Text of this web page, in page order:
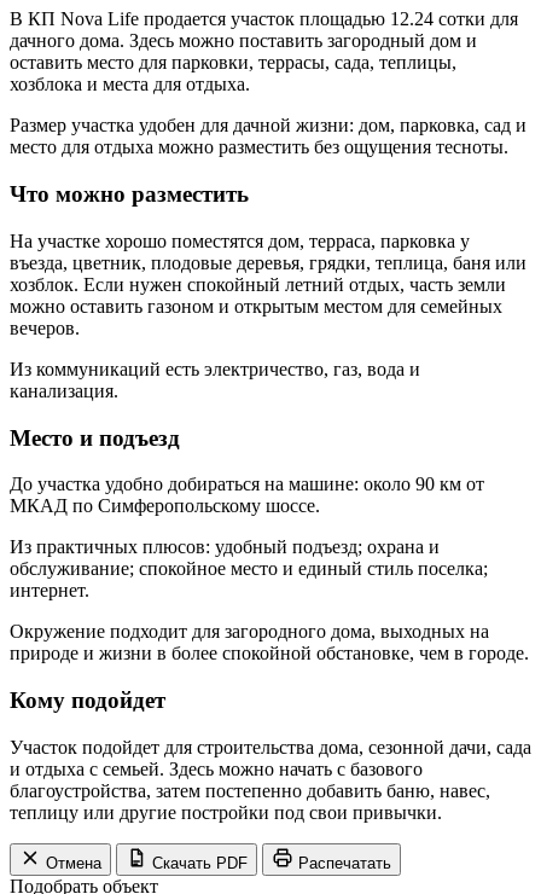
В КП Nova Life продается участок площадью 12.24 сотки для
дачного дома. Здесь можно поставить загородный дом и
оставить место для парковки, террасы, сада, теплицы,
хозблока и места для отдыха.
Размер участка удобен для дачной жизни: дом, парковка, сад и
место для отдыха можно разместить без ощущения тесноты.
Что можно разместить
На участке хорошо поместятся дом, терраса, парковка у
въезда, цветник, плодовые деревья, грядки, теплица, баня или
хозблок. Если нужен спокойный летний отдых, часть земли
можно оставить газоном и открытым местом для семейных
вечеров.
Из коммуникаций есть электричество, газ, вода и
канализация.
Место и подъезд
До участка удобно добираться на машине: около 90 км от
МКАД по Симферопольскому шоссе.
Из практичных плюсов: удобный подъезд; охрана и
обслуживание; спокойное место и единый стиль поселка;
интернет.
Окружение подходит для загородного дома, выходных на
природе и жизни в более спокойной обстановке, чем в городе.
Кому подойдет
Участок подойдет для строительства дома, сезонной дачи, сада
и отдыха с семьей. Здесь можно начать с базового
благоустройства, затем постепенно добавить баню, навес,
теплицу или другие постройки под свои привычки.
Отмена Скачать PDF Распечатать
Подобрать объект